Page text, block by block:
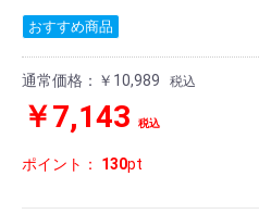
おすすめ商品
通常価格： ￥10,989 税込
￥7,143 税込
ポイント： 130pt